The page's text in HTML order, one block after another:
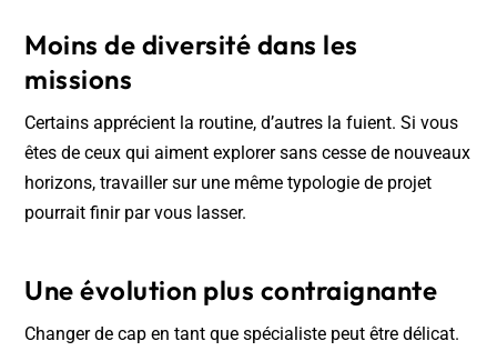
Moins de diversité dans les
missions
Certains apprécient la routine, d’autres la fuient. Si vous
êtes de ceux qui aiment explorer sans cesse de nouveaux
horizons, travailler sur une même typologie de projet
pourrait finir par vous lasser.
Une évolution plus contraignante
Changer de cap en tant que spécialiste peut être délicat.